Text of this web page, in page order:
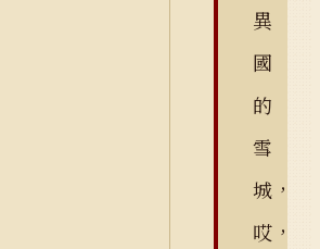
異
國
的
雪
城，
哎，